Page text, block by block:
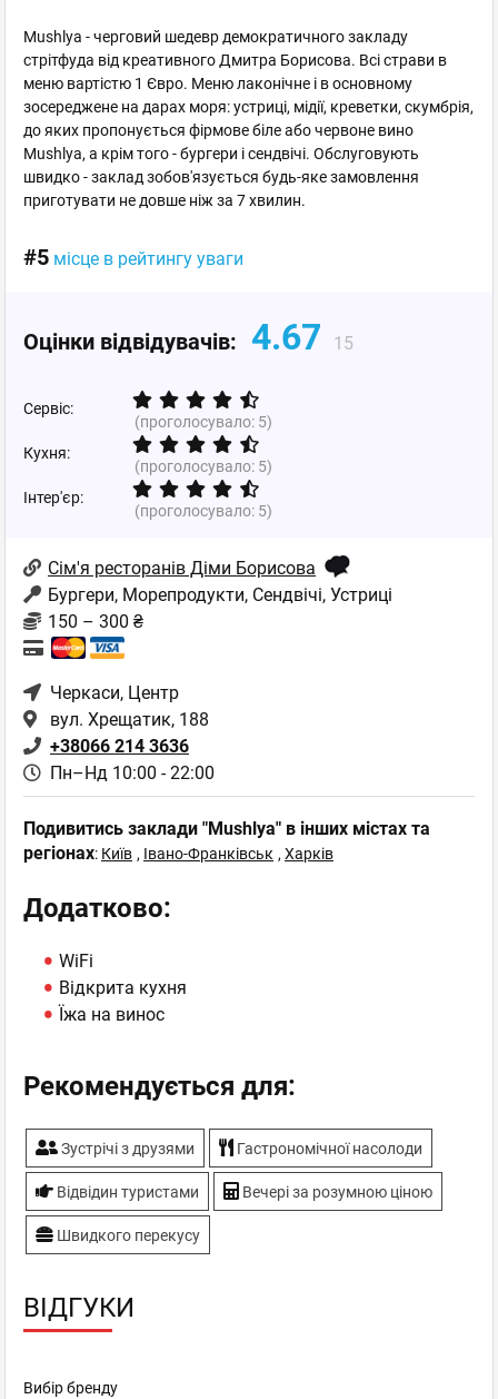
Mushlya - черговий шедевр демократичного закладу
стрітфуда від креативного Дмитра Борисова. Всі страви в
меню вартістю 1 Євро. Меню лаконічне і в основному
зосереджене на дарах моря: устриці, мідії, креветки, скумбрія,
до яких пропонується фірмове біле або червоне вино
Mushlya, а крім того - бургери і сендвічі. Обслуговують
швидко - заклад зобов'язується будь-яке замовлення
приготувати не довше ніж за 7 хвилин.
#5 місце в рейтингу уваги
Оцінки відвідувачів: 4.67 15
Сервіс:
(проголосувало: 5)
Кухня:
(проголосувало: 5)
Інтер'єр:
(проголосувало: 5)
Сім'я ресторанів Діми Борисова
Бургери, Морепродукти, Сендвічі, Устриці
150 – 300 ₴
Черкаси, Центр
вул. Хрещатик, 188
+38066 214 3636
Пн–Нд 10:00 - 22:00
Подивитись заклади "Mushlya" в інших містах та
регіонах: Київ , Івано-Франківськ , Харків
Додатково:
WiFi
Відкрита кухня
Їжа на винос
Рекомендується для:
Зустрічі з друзями Гастрономічної насолоди
Відвідин туристами Вечері за розумною ціною
Швидкого перекусу
ВІДГУКИ
Вибір бренду